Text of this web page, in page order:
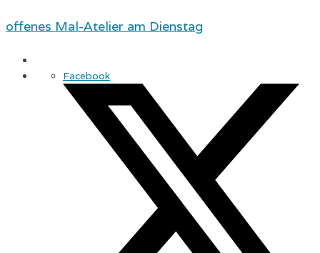
offenes Mal-Atelier am Dienstag
Facebook